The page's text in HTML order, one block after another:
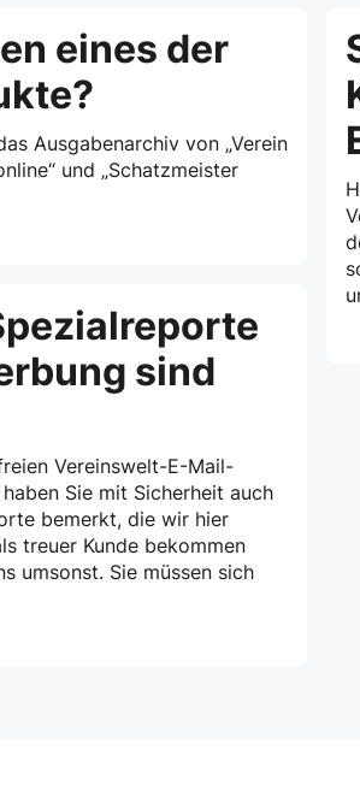
eines der
Ausgabenarchiv von „Verein
und „Schatzmeister
sind
Vereinswelt-E-Mail-
Sie mit Sicherheit auch
bemerkt, die wir hier
treuer Kunde bekommen
umsonst. Sie müssen sich